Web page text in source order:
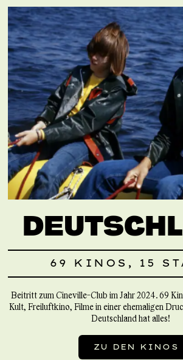
69 KINOS, 15
Beitritt zum Cineville-Club im Jahr 2024. 69
Kult, Freiluftkino, Filme in einer ehemaligen
Deutschland hat alles!
ZU DEN KINOS